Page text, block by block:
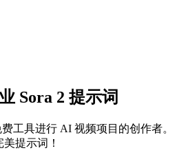
Sora 2 提示词
工具进行 AI 视频项目的创作者。
提示词！